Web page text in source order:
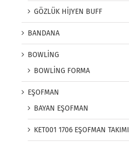
GÖZLÜK HİJYEN BUFF
BANDANA
BOWLİNG
BOWLİNG FORMA
EŞOFMAN
BAYAN EŞOFMAN
KET001 1706 EŞOFMAN TAKIMI